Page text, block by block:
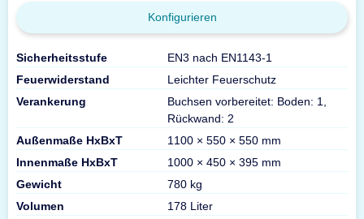
Konfigurieren
Sicherheitsstufe
EN3 nach EN1143-1
Feuerwiderstand
Leichter Feuerschutz
Verankerung
Buchsen vorbereitet: Boden: 1,
Rückwand: 2
Außenmaße HxBxT
1100 × 550 × 550 mm
Innenmaße HxBxT
1000 × 450 × 395 mm
Gewicht
780 kg
Volumen
178 Liter